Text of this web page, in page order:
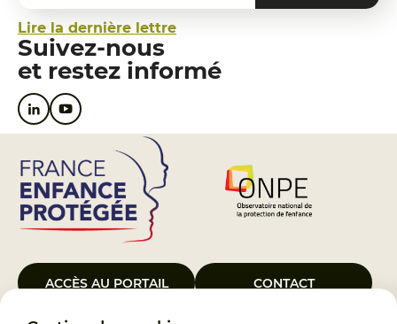
Lire la dernière lettre
Suivez-nous
et restez informé
ACCÈS AU PORTAIL CONTACT